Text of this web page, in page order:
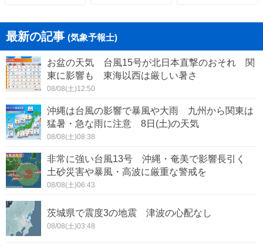
最新の記事 (気象予報士)
お盆の天気 台風15号が北日本直撃のおそれ 関
東に影響も 東海以西は厳しい暑さ
08/08(土)12:50
沖縄は台風の影響で暴風や大雨 九州から関東は
猛暑・急な雨に注意 8日(土)の天気
08/08(土)08:38
非常に強い台風13号 沖縄・奄美で影響長引く
土砂災害や暴風・高波に厳重な警戒を
08/08(土)06:43
茨城県で震度3の地震 津波の心配なし
08/08(土)03:48